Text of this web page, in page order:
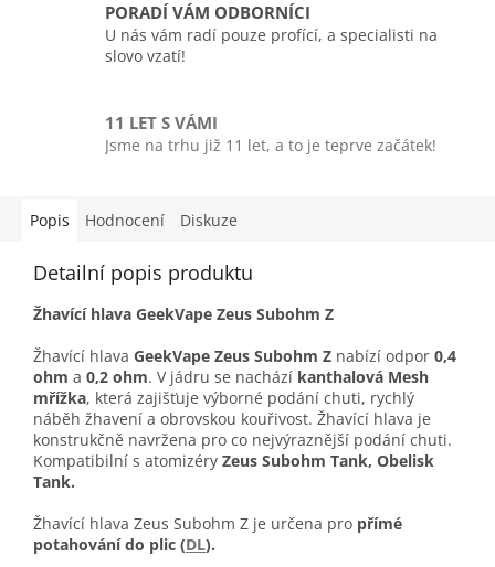
PORADÍ VÁM ODBORNÍCI
U nás vám radí pouze profící, a specialisti na
slovo vzatí!
11 LET S VÁMI
Jsme na trhu již 11 let, a to je teprve začátek!
Popis Hodnocení Diskuze
Detailní popis produktu
Žhavící hlava GeekVape Zeus Subohm Z
Žhavící hlava GeekVape Zeus Subohm Z nabízí odpor 0,4
ohm a 0,2 ohm. V jádru se nachází kanthalová Mesh
mřížka, která zajišťuje výborné podání chuti, rychlý
náběh žhavení a obrovskou kouřivost. Žhavící hlava je
konstrukčně navržena pro co nejvýraznější podání chuti.
Kompatibilní s atomizéry Zeus Subohm Tank, Obelisk
Tank.
Žhavící hlava Zeus Subohm Z je určena pro přímé
potahování do plic (DL).